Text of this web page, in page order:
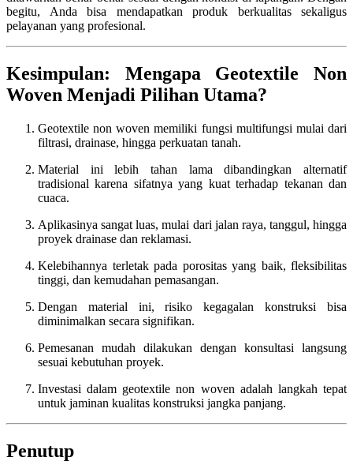
begitu, Anda bisa mendapatkan produk berkualitas sekaligus
pelayanan yang profesional.
Kesimpulan: Mengapa Geotextile Non
Woven Menjadi Pilihan Utama?
Geotextile non woven memiliki fungsi multifungsi mulai dari
filtrasi, drainase, hingga perkuatan tanah.
Material ini lebih tahan lama dibandingkan alternatif
tradisional karena sifatnya yang kuat terhadap tekanan dan
cuaca.
Aplikasinya sangat luas, mulai dari jalan raya, tanggul, hingga
proyek drainase dan reklamasi.
Kelebihannya terletak pada porositas yang baik, fleksibilitas
tinggi, dan kemudahan pemasangan.
Dengan material ini, risiko kegagalan konstruksi bisa
diminimalkan secara signifikan.
Pemesanan mudah dilakukan dengan konsultasi langsung
sesuai kebutuhan proyek.
Investasi dalam geotextile non woven adalah langkah tepat
untuk jaminan kualitas konstruksi jangka panjang.
Penutup